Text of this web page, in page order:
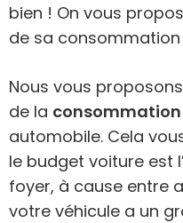
bien ! On vous
de sa consommation
Nous vous
de la consommation
automobile. Cela
le budget voiture est
foyer, à cause entre
votre véhicule a un